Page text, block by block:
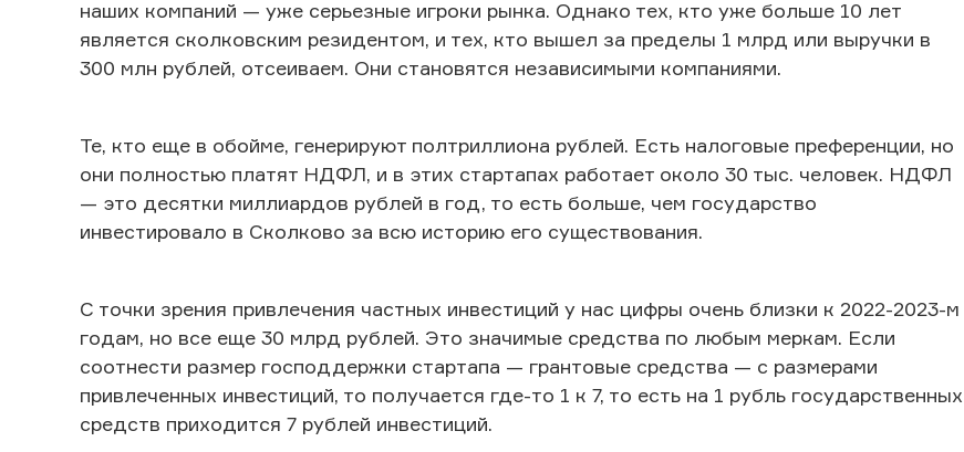
наших компаний — уже серьезные игроки рынка. Однако тех, кто уже больше 10 лет
является сколковским резидентом, и тех, кто вышел за пределы 1 млрд или выручки в
300 млн рублей, отсеиваем. Они становятся независимыми компаниями.
Те, кто еще в обойме, генерируют полтриллиона рублей. Есть налоговые преференции, но
они полностью платят НДФЛ, и в этих стартапах работает около 30 тыс. человек. НДФЛ
— это десятки миллиардов рублей в год, то есть больше, чем государство
инвестировало в Сколково за всю историю его существования.
С точки зрения привлечения частных инвестиций у нас цифры очень близки к 2022-2023-м
годам, но все еще 30 млрд рублей. Это значимые средства по любым меркам. Если
соотнести размер господдержки стартапа — грантовые средства — с размерами
привлеченных инвестиций, то получается где-то 1 к 7, то есть на 1 рубль государственных
средств приходится 7 рублей инвестиций.